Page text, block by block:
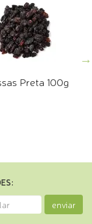
Preta 100g
enviar